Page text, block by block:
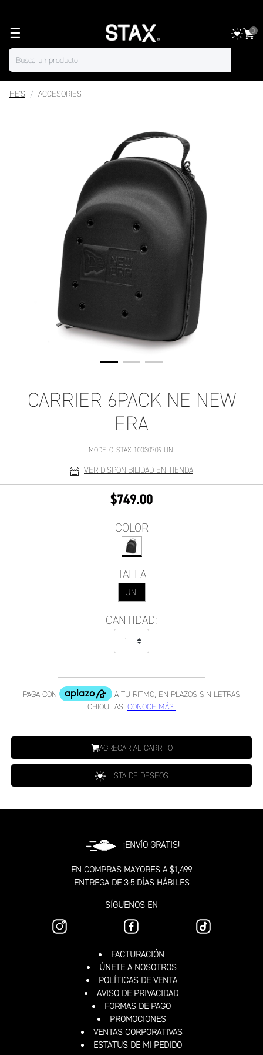
☰ 0
HE'S ACCESORIES
CARRIER 6PACK NE NEW
ERA
MODELO: STAX-10030709 UNI
VER DISPONIBILIDAD EN TIENDA
$749.00
COLOR
TALLA
UNI
CANTIDAD:
AGREGAR AL CARRITO
LISTA DE DESEOS
¡ENVÍO GRATIS!
EN COMPRAS MAYORES A $1,499
ENTREGA DE 3-5 DÍAS HÁBILES
SÍGUENOS EN
FACTURACIÓN
ÚNETE A NOSOTROS
POLÍTICAS DE VENTA
AVISO DE PRIVACIDAD
FORMAS DE PAGO
PROMOCIONES
VENTAS CORPORATIVAS
ESTATUS DE MI PEDIDO